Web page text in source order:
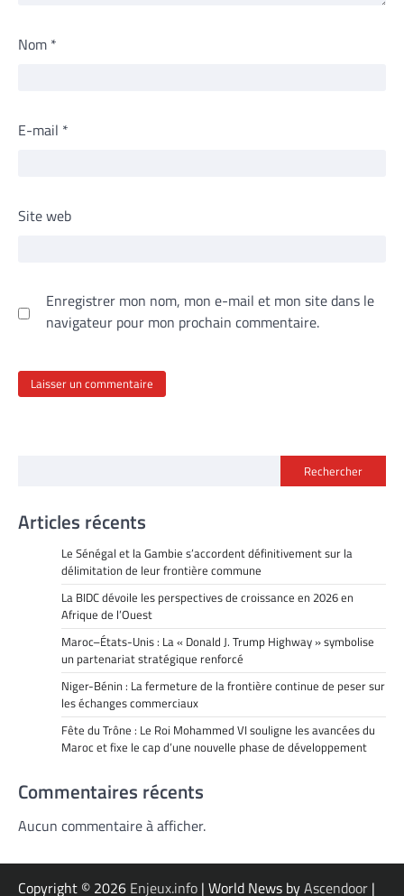
Nom *
E-mail *
Site web
Enregistrer mon nom, mon e-mail et mon site dans le
navigateur pour mon prochain commentaire.
Rechercher
Articles récents
Le Sénégal et la Gambie s’accordent définitivement sur la
délimitation de leur frontière commune
La BIDC dévoile les perspectives de croissance en 2026 en
Afrique de l’Ouest
Maroc–États-Unis : La « Donald J. Trump Highway » symbolise
un partenariat stratégique renforcé
Niger-Bénin : La fermeture de la frontière continue de peser sur
les échanges commerciaux
Fête du Trône : Le Roi Mohammed VI souligne les avancées du
Maroc et fixe le cap d’une nouvelle phase de développement
Commentaires récents
Aucun commentaire à afficher.
Copyright © 2026 Enjeux.info | World News byAscendoor |